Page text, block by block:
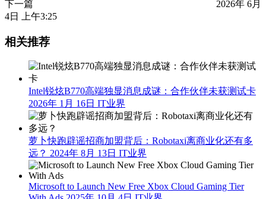
下一篇
2026年 6月
4日 上午3:25
相关推荐
Intel锐炫B770高端独显消息成谜：合作伙伴未获测试卡
2026年 1月 16日 IT业界
萝卜快跑辟谣招商加盟背后：Robotaxi离商业化还有多
远？ 2024年 8月 13日 IT业界
Microsoft to Launch New Free Xbox Cloud Gaming Tier